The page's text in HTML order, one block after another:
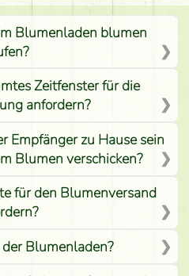
Blumenladen blumen
Zeitfenster für die
anfordern?
Empfänger zu Hause sein
Blumen verschicken?
für den Blumenversand
Blumenladen?